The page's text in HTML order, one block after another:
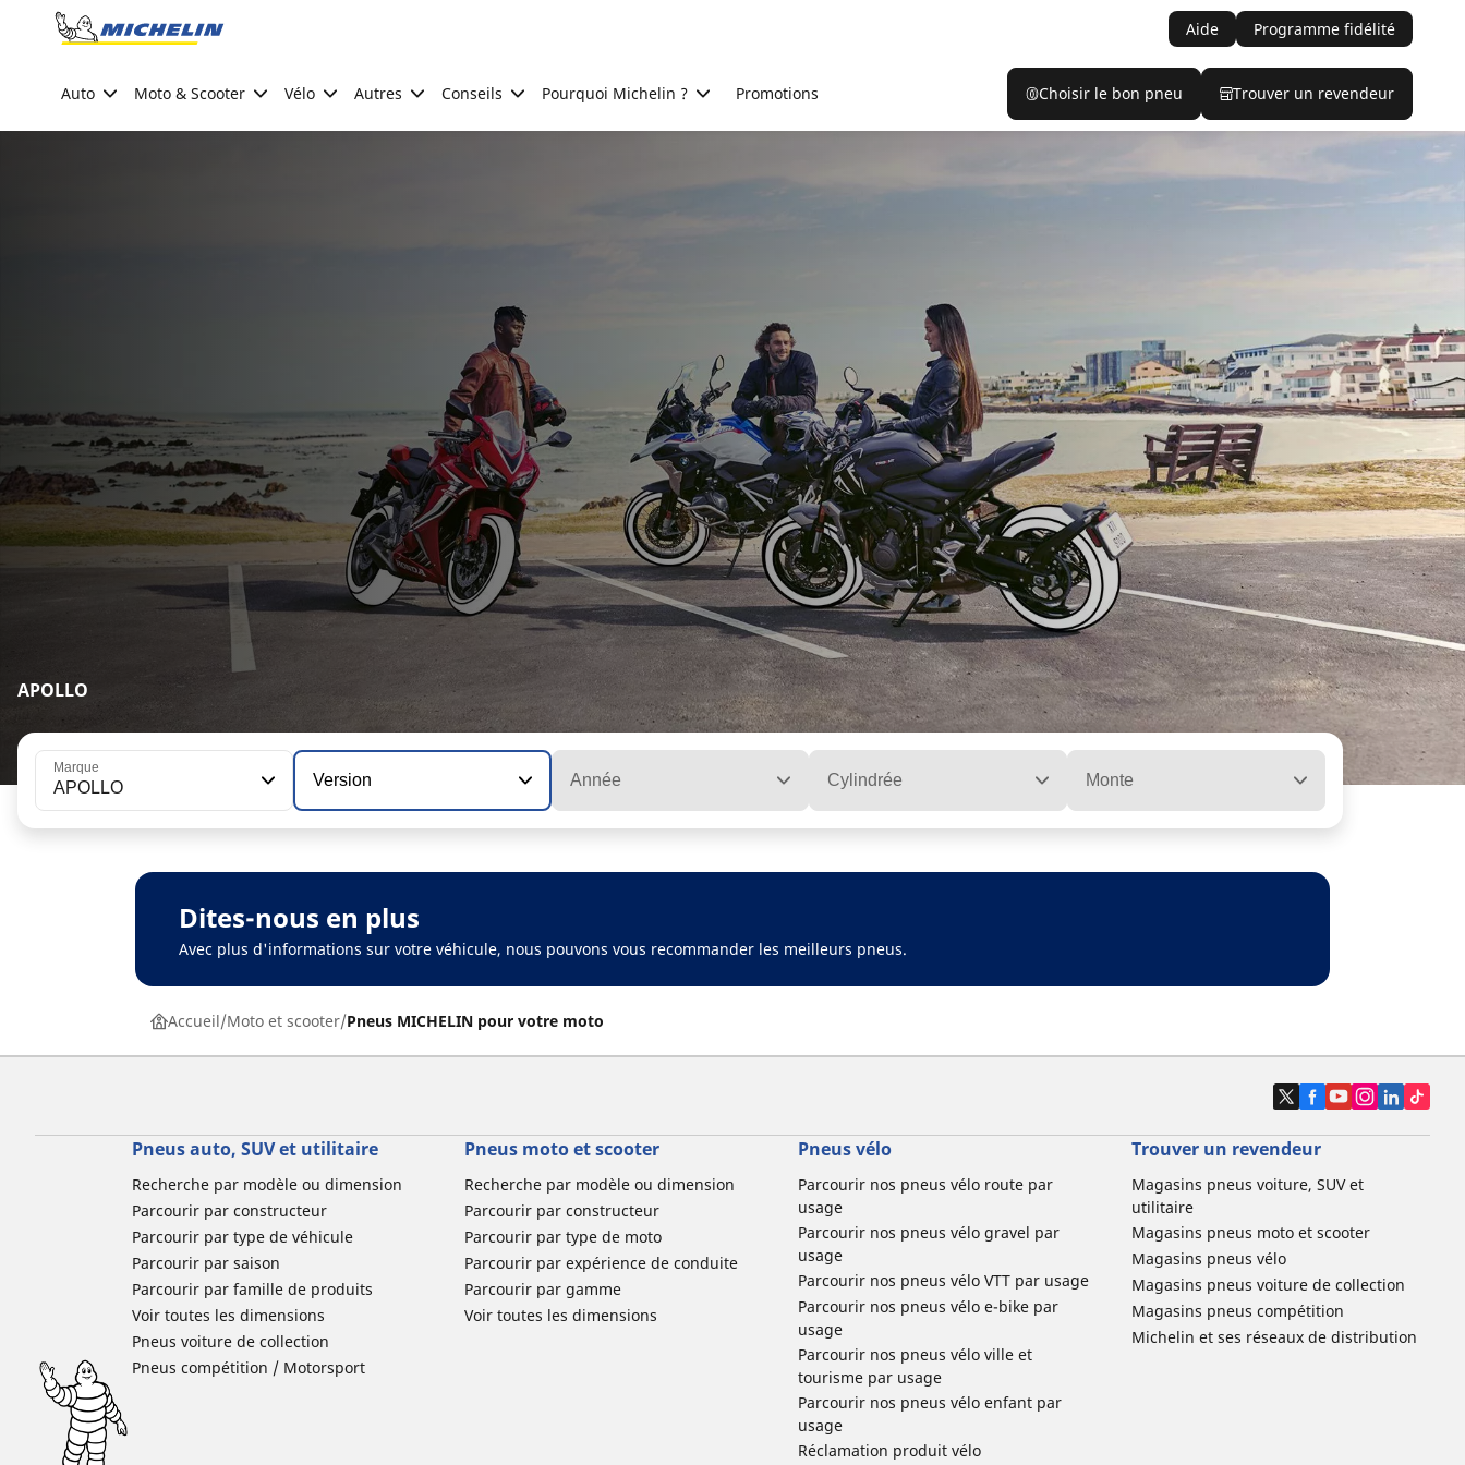
Go to page content
Aide Programme fidélité
Auto Moto & Scooter Vélo Autres Conseils Pourquoi Michelin ? Promotions Choisir le bon pneu Trouver un revendeur
APOLLO
Marque
APOLLO Version Année Cylindrée Monte
Dites-nous en plus
Avec plus d'informations sur votre véhicule, nous pouvons vous recommander les meilleurs pneus.
Accueil Moto et scooter Pneus MICHELIN pour votre moto
Pneus auto, SUV et utilitaire
Recherche par modèle ou dimension
Parcourir par constructeur
Parcourir par type de véhicule
Parcourir par saison
Parcourir par famille de produits
Voir toutes les dimensions
Pneus voiture de collection
Pneus compétition / Motorsport
Pneus moto et scooter
Recherche par modèle ou dimension
Parcourir par constructeur
Parcourir par type de moto
Parcourir par expérience de conduite
Parcourir par gamme
Voir toutes les dimensions
Pneus vélo
Parcourir nos pneus vélo route par
usage
Parcourir nos pneus vélo gravel par
usage
Parcourir nos pneus vélo VTT par usage
Parcourir nos pneus vélo e-bike par
usage
Parcourir nos pneus vélo ville et
tourisme par usage
Parcourir nos pneus vélo enfant par
usage
Réclamation produit vélo
Trouver un revendeur
Magasins pneus voiture, SUV et
utilitaire
Magasins pneus moto et scooter
Magasins pneus vélo
Magasins pneus voiture de collection
Magasins pneus compétition
Michelin et ses réseaux de distribution